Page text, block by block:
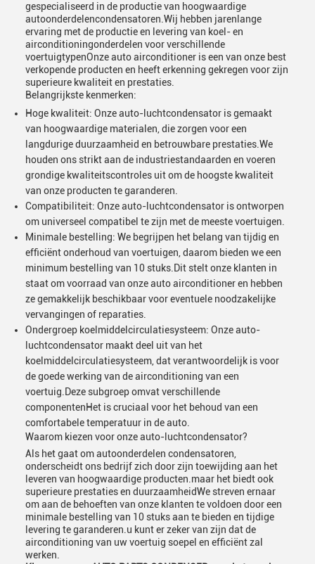
gespecialiseerd in de productie van hoogwaardige
autoonderdelencondensatoren.Wij hebben jarenlange
ervaring met de productie en levering van koel- en
airconditioningonderdelen voor verschillende
voertuigtypenOnze auto airconditioner is een van onze best
verkopende producten en heeft erkenning gekregen voor zijn
superieure kwaliteit en prestaties.
Belangrijkste kenmerken:
Hoge kwaliteit: Onze auto-luchtcondensator is gemaakt
van hoogwaardige materialen, die zorgen voor een
langdurige duurzaamheid en betrouwbare prestaties.We
houden ons strikt aan de industriestandaarden en voeren
grondige kwaliteitscontroles uit om de hoogste kwaliteit
van onze producten te garanderen.
Compatibiliteit: Onze auto-luchtcondensator is ontworpen
om universeel compatibel te zijn met de meeste voertuigen.
Minimale bestelling: We begrijpen het belang van tijdig en
efficiënt onderhoud van voertuigen, daarom bieden we een
minimum bestelling van 10 stuks.Dit stelt onze klanten in
staat om voorraad van onze auto airconditioner en hebben
ze gemakkelijk beschikbaar voor eventuele noodzakelijke
vervangingen of reparaties.
Ondergroep koelmiddelcirculatiesysteem: Onze auto-
luchtcondensator maakt deel uit van het
koelmiddelcirculatiesysteem, dat verantwoordelijk is voor
de goede werking van de airconditioning van een
voertuig.Deze subgroep omvat verschillende
componentenHet is cruciaal voor het behoud van een
comfortabele temperatuur in de auto.
Waarom kiezen voor onze auto-luchtcondensator?
Als het gaat om autoonderdelen condensatoren,
onderscheidt ons bedrijf zich door zijn toewijding aan het
leveren van hoogwaardige producten.maar het biedt ook
superieure prestaties en duurzaamheidWe streven ernaar
om aan de behoeften van onze klanten te voldoen door een
minimale bestelling van 10 stuks aan te bieden en tijdige
levering te garanderen.u kunt er zeker van zijn dat de
airconditioning van uw voertuig soepel en efficiënt zal
werken.